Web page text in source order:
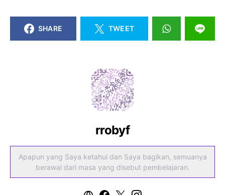
SHARE TWEET
rrobyf
Apapun yang Saya ketahui dan Saya bagikan, semuanya
berawal dari masa yang disebut pembelajaran.